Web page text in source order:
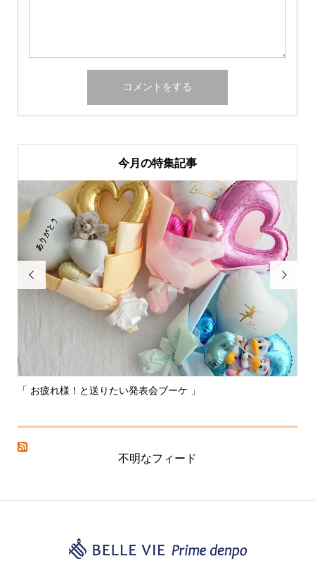
今月の特集記事

〰️あなたはどれを選ぶ？？私はこれかな！〰️

不明なフィード